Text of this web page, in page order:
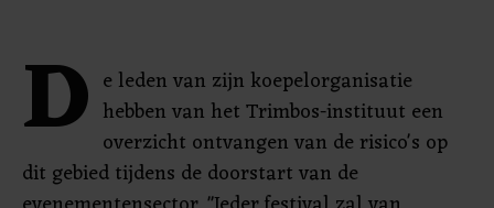
D e leden van zijn koepelorganisatie
hebben van het Trimbos-instituut een
overzicht ontvangen van de risico's op
dit gebied tijdens de doorstart van de